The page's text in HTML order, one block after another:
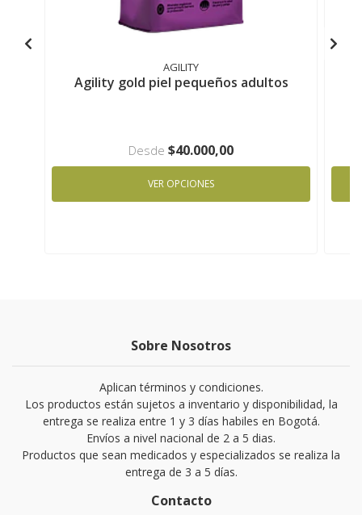
AGILITY
Agility gold piel pequeños adultos
Desde $40.000,00
VER OPCIONES
Sobre Nosotros
Aplican términos y condiciones.
Los productos están sujetos a inventario y disponibilidad, la
entrega se realiza entre 1 y 3 días habiles en Bogotá.
Envíos a nivel nacional de 2 a 5 dias.
Productos que sean medicados y especializados se realiza la
entrega de 3 a 5 días.
Contacto